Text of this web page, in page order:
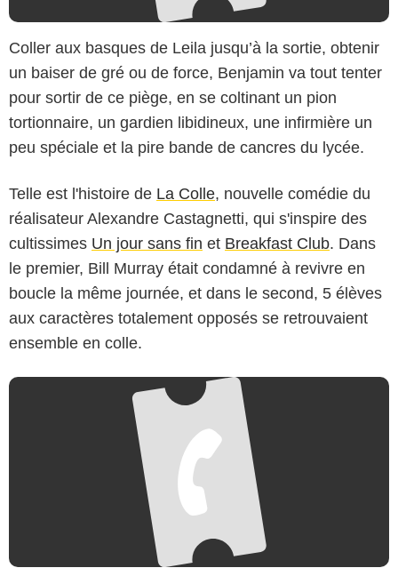
Coller aux basques de Leila jusqu’à la sortie, obtenir
un baiser de gré ou de force, Benjamin va tout tenter
pour sortir de ce piège, en se coltinant un pion
tortionnaire, un gardien libidineux, une infirmière un
peu spéciale et la pire bande de cancres du lycée.
Telle est l'histoire de La Colle, nouvelle comédie du
réalisateur Alexandre Castagnetti, qui s'inspire des
cultissimes Un jour sans fin et Breakfast Club. Dans
le premier, Bill Murray était condamné à revivre en
boucle la même journée, et dans le second, 5 élèves
aux caractères totalement opposés se retrouvaient
ensemble en colle.
Universal Pictures International France